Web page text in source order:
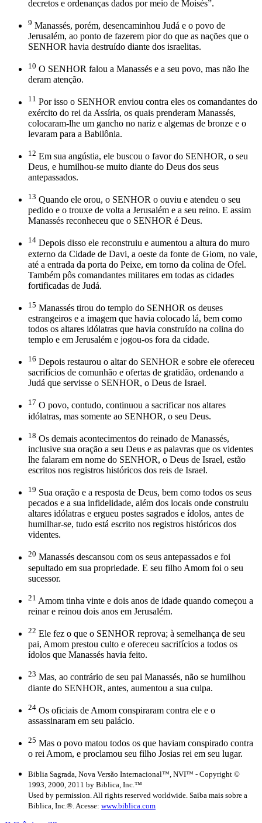
decretos e ordenanças dados por meio de Moisés”.
9 Manassés, porém, desencaminhou Judá e o povo de
Jerusalém, ao ponto de fazerem pior do que as nações que o
SENHOR havia destruído diante dos israelitas.
10 O SENHOR falou a Manassés e a seu povo, mas não lhe
deram atenção.
11 Por isso o SENHOR enviou contra eles os comandantes do
exército do rei da Assíria, os quais prenderam Manassés,
colocaram-lhe um gancho no nariz e algemas de bronze e o
levaram para a Babilônia.
12 Em sua angústia, ele buscou o favor do SENHOR, o seu
Deus, e humilhou-se muito diante do Deus dos seus
antepassados.
13 Quando ele orou, o SENHOR o ouviu e atendeu o seu
pedido e o trouxe de volta a Jerusalém e a seu reino. E assim
Manassés reconheceu que o SENHOR é Deus.
14 Depois disso ele reconstruiu e aumentou a altura do muro
externo da Cidade de Davi, a oeste da fonte de Giom, no vale,
até a entrada da porta do Peixe, em torno da colina de Ofel.
Também pôs comandantes militares em todas as cidades
fortificadas de Judá.
15 Manassés tirou do templo do SENHOR os deuses
estrangeiros e a imagem que havia colocado lá, bem como
todos os altares idólatras que havia construído na colina do
templo e em Jerusalém e jogou-os fora da cidade.
16 Depois restaurou o altar do SENHOR e sobre ele ofereceu
sacrifícios de comunhão e ofertas de gratidão, ordenando a
Judá que servisse o SENHOR, o Deus de Israel.
17 O povo, contudo, continuou a sacrificar nos altares
idólatras, mas somente ao SENHOR, o seu Deus.
18 Os demais acontecimentos do reinado de Manassés,
inclusive sua oração a seu Deus e as palavras que os videntes
lhe falaram em nome do SENHOR, o Deus de Israel, estão
escritos nos registros históricos dos reis de Israel.
19 Sua oração e a resposta de Deus, bem como todos os seus
pecados e a sua infidelidade, além dos locais onde construiu
altares idólatras e ergueu postes sagrados e ídolos, antes de
humilhar-se, tudo está escrito nos registros históricos dos
videntes.
20 Manassés descansou com os seus antepassados e foi
sepultado em sua propriedade. E seu filho Amom foi o seu
sucessor.
21 Amom tinha vinte e dois anos de idade quando começou a
reinar e reinou dois anos em Jerusalém.
22 Ele fez o que o SENHOR reprova; à semelhança de seu
pai, Amom prestou culto e ofereceu sacrifícios a todos os
ídolos que Manassés havia feito.
23 Mas, ao contrário de seu pai Manassés, não se humilhou
diante do SENHOR, antes, aumentou a sua culpa.
24 Os oficiais de Amom conspiraram contra ele e o
assassinaram em seu palácio.
25 Mas o povo matou todos os que haviam conspirado contra
o rei Amom, e proclamou seu filho Josias rei em seu lugar.
Biblia Sagrada, Nova Versão Internacional™, NVI™ - Copyright ©
1993, 2000, 2011 by Biblica, Inc.™
Used by permission. All rights reserved worldwide. Saiba mais sobre a
Biblica, Inc.®. Acesse: www.biblica.com